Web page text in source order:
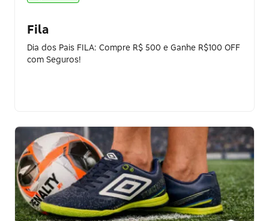
Fila
Dia dos Pais FILA: Compre R$ 500 e Ganhe R$100 OFF
com Seguros!